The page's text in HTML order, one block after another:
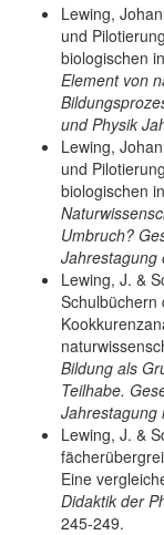
Lewing,
und
biologischen
Element von
und Physik
Lewing,
und
biologischen
Umbruch?
Jahrestagung
Lewing, J. &
Schulbüchern
Bildung als
Teilhabe.
Jahrestagung
Lewing, J. &
Eine
Didaktik der
245-249.